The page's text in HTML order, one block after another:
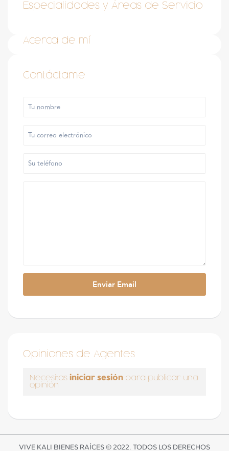
Especialidades y Áreas de Servicio
Acerca de mí
Contáctame
Opiniones de Agentes
Necesitas iniciar sesión para publicar una
opinión
VIVE KALI BIENES RAÍCES © 2022. TODOS LOS DERECHOS